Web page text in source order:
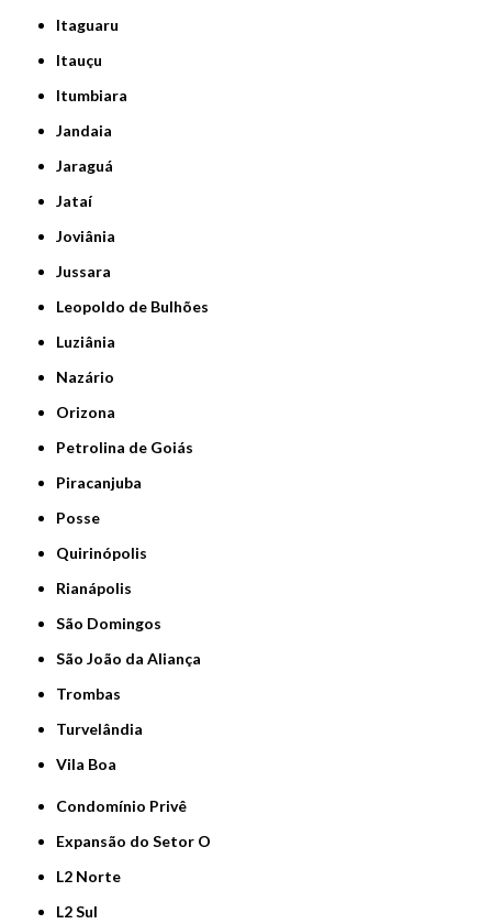
Itaguaru
Itauçu
Itumbiara
Jandaia
Jaraguá
Jataí
Joviânia
Jussara
Leopoldo de Bulhões
Luziânia
Nazário
Orizona
Petrolina de Goiás
Piracanjuba
Posse
Quirinópolis
Rianápolis
São Domingos
São João da Aliança
Trombas
Turvelândia
Vila Boa
Condomínio Privê
Expansão do Setor O
L2 Norte
L2 Sul